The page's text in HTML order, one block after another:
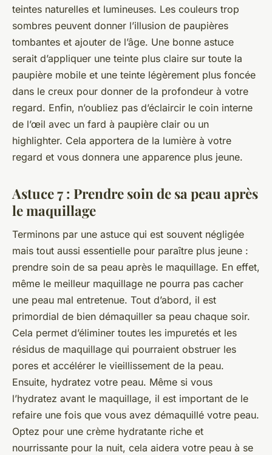
teintes naturelles et lumineuses. Les couleurs trop
sombres peuvent donner l’illusion de paupières
tombantes et ajouter de l’âge. Une bonne astuce
serait d’appliquer une teinte plus claire sur toute la
paupière mobile et une teinte légèrement plus foncée
dans le creux pour donner de la profondeur à votre
regard. Enfin, n’oubliez pas d’éclaircir le coin interne
de l’œil avec un fard à paupière clair ou un
highlighter. Cela apportera de la lumière à votre
regard et vous donnera une apparence plus jeune.
Astuce 7 : Prendre soin de sa peau après
le maquillage
Terminons par une astuce qui est souvent négligée
mais tout aussi essentielle pour paraître plus jeune :
prendre soin de sa peau après le maquillage. En effet,
même le meilleur maquillage ne pourra pas cacher
une peau mal entretenue. Tout d’abord, il est
primordial de bien démaquiller sa peau chaque soir.
Cela permet d’éliminer toutes les impuretés et les
résidus de maquillage qui pourraient obstruer les
pores et accélérer le vieillissement de la peau.
Ensuite, hydratez votre peau. Même si vous
l’hydratez avant le maquillage, il est important de le
refaire une fois que vous avez démaquillé votre peau.
Optez pour une crème hydratante riche et
nourrissante pour la nuit, cela aidera votre peau à se